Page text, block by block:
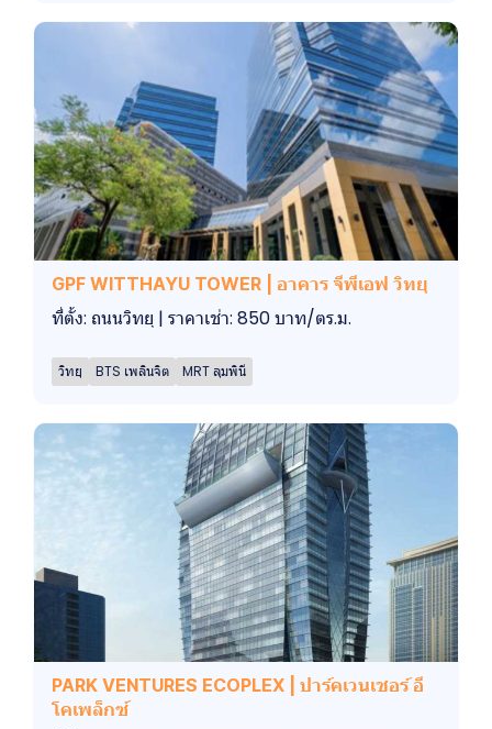
GPF WITTHAYU TOWER | อาคาร จีพีเอฟ วิทยุ
ที่ตั้ง: ถนนวิทยุ | ราคาเช่า: 850 บาท/ตร.ม.
วิทยุ BTS เพลินจิต MRT ลุมพินี
PARK VENTURES ECOPLEX | ปาร์คเวนเชอร์​ อี
โคเพล็กซ์